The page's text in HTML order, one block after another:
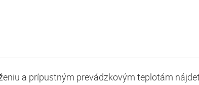
a prípustným prevádzkovým teplotám